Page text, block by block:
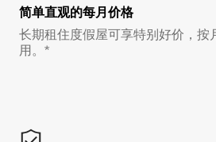
简单直观的每月价格
长期租住度假屋可享特别好价，按
用。*